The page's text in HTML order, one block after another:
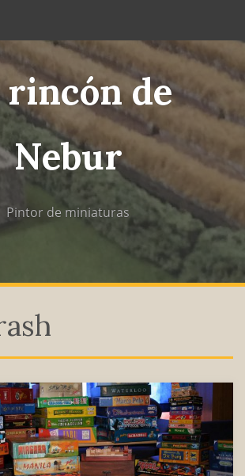
rincón de
Nebur
Pintor de miniaturas